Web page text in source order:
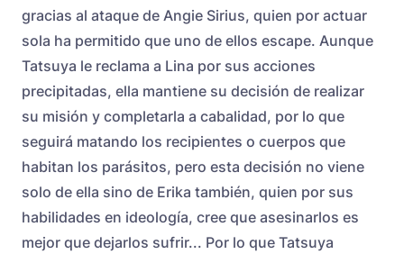
gracias al ataque de Angie Sirius, quien por actuar
sola ha permitido que uno de ellos escape. Aunque
Tatsuya le reclama a Lina por sus acciones
precipitadas, ella mantiene su decisión de realizar
su misión y completarla a cabalidad, por lo que
seguirá matando los recipientes o cuerpos que
habitan los parásitos, pero esta decisión no viene
solo de ella sino de Erika también, quien por sus
habilidades en ideología, cree que asesinarlos es
mejor que dejarlos sufrir... Por lo que Tatsuya